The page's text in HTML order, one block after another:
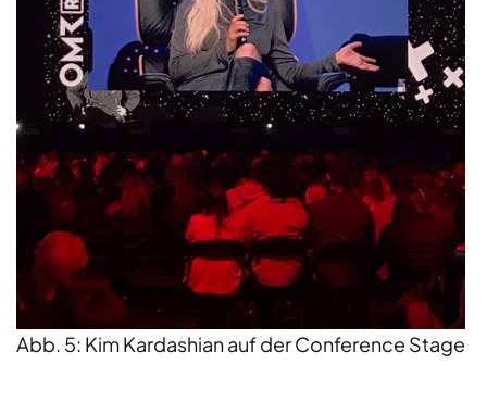
Abb. 5: Kim Kardashian auf der Conference Stage